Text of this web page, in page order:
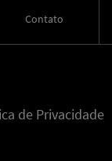
Contato
de Privacidade